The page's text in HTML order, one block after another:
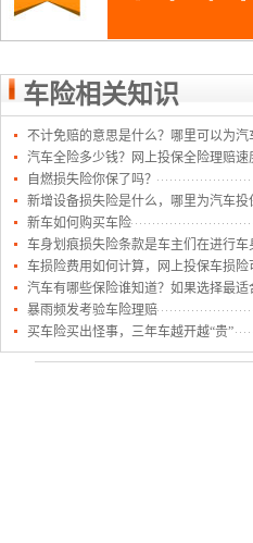
车险相关知识
不计免赔的意思是什么？哪里可以为汽
汽车全险多少钱？网上投保全险理赔速
自燃损失险你保了吗？
新增设备损失险是什么，哪里为汽车投
新车如何购买车险
车身划痕损失险条款是车主们在进行
车损险费用如何计算，网上投保车损险
汽车有哪些保险谁知道？如果选择最适
暴雨频发考验车险理赔
买车险买出怪事，三年车越开越“贵”